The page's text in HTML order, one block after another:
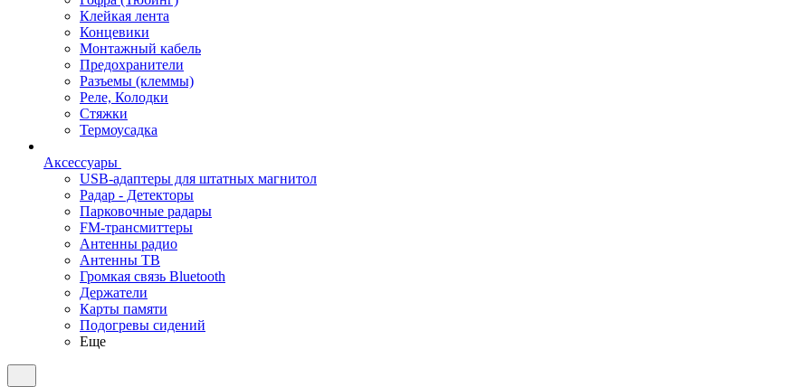
Клейкая лента
Концевики
Монтажный кабель
Предохранители
Разъемы (клеммы)
Реле, Колодки
Стяжки
Термоусадка
Аксессуары
USB-адаптеры для штатных магнитол
Радар - Детекторы
Парковочные радары
FM-трансмиттеры
Антенны радио
Антенны ТВ
Громкая связь Bluetooth
Держатели
Карты памяти
Подогревы сидений
Еще